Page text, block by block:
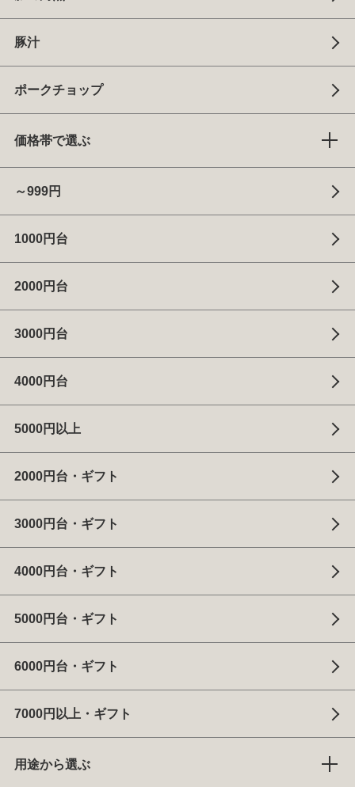
豚汁
ポークチョップ
価格帯で選ぶ
～999円
1000円台
2000円台
3000円台
4000円台
5000円以上
2000円台・ギフト
3000円台・ギフト
4000円台・ギフト
5000円台・ギフト
6000円台・ギフト
7000円以上・ギフト
用途から選ぶ